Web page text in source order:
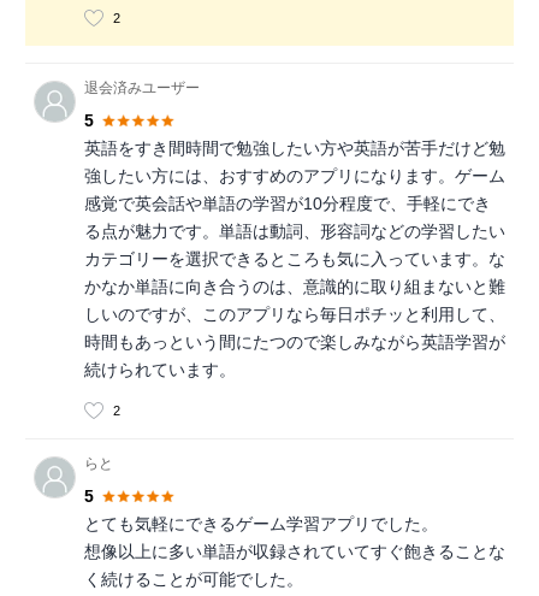
2
退会済みユーザー
5
英語をすき間時間で勉強したい方や英語が苦手だけど勉
強したい方には、おすすめのアプリになります。ゲーム
感覚で英会話や単語の学習が10分程度で、手軽にでき
る点が魅力です。単語は動詞、形容詞などの学習したい
カテゴリーを選択できるところも気に入っています。な
かなか単語に向き合うのは、意識的に取り組まないと難
しいのですが、このアプリなら毎日ポチッと利用して、
時間もあっという間にたつので楽しみながら英語学習が
続けられています。
2
らと
5
とても気軽にできるゲーム学習アプリでした。
想像以上に多い単語が収録されていてすぐ飽きることな
く続けることが可能でした。